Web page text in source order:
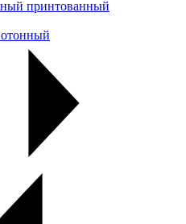
принтованный